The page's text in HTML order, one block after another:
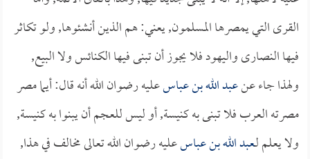
القرى التي يمصرها المسلمون, يعني: هم الذين أنشئوها, ولو تكاثر
فيها النصارى واليهود فلا يجوز أن تبنى فيها الكنائس ولا البيع,
ولهذا جاء عنعبد الله بن عباسعليه رضوان الله أنه قال: أيما مصر
مصرته العرب فلا تبنى به كنيسة, أو ليس للعجم أن يبنوا به كنيسة,
ولا يعلم لـعبد الله بن عباسعليه رضوان الله تعالى مخالف في هذا,